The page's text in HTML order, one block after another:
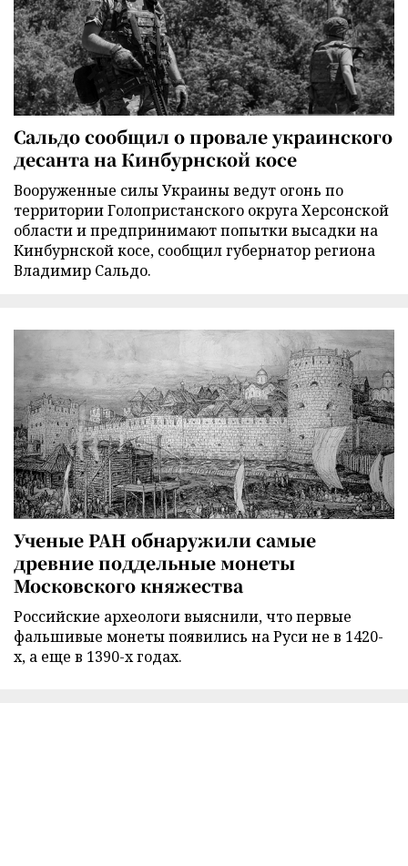
Сальдо сообщил о провале украинского
десанта на Кинбурнской косе
Вооруженные силы Украины ведут огонь по
территории Голопристанского округа Херсонской
области и предпринимают попытки высадки на
Кинбурнской косе, сообщил губернатор региона
Владимир Сальдо.
Ученые РАН обнаружили самые
древние поддельные монеты
Московского княжества
Российские археологи выяснили, что первые
фальшивые монеты появились на Руси не в 1420-
х, а еще в 1390-х годах.